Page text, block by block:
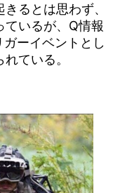
るとは思わず、
いるが、Q情報
ーイベントとし
ている。